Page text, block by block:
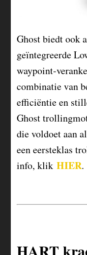
Ghost biedt ook
geïntegreerde
waypoint-
combinatie van
efficiëntie en
Ghost
die voldoet aan
een eersteklas
info, klikHIER.